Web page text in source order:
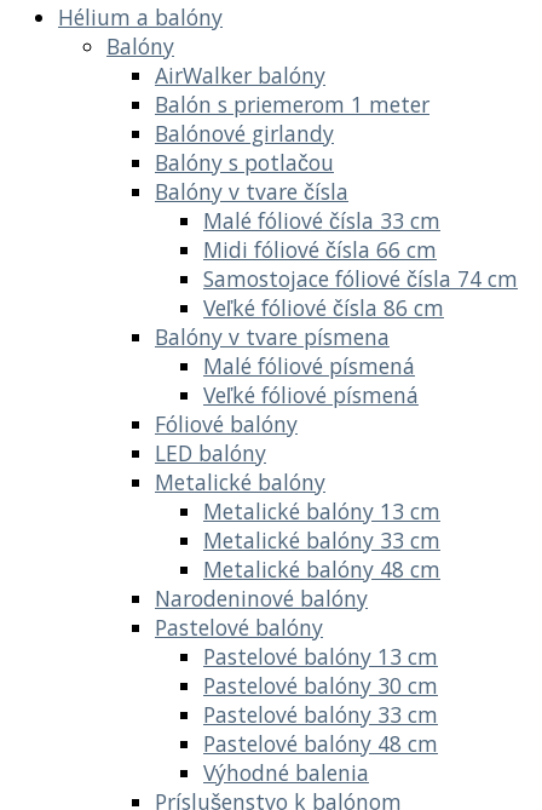
Hélium a balóny
Balóny
AirWalker balóny
Balón s priemerom 1 meter
Balónové girlandy
Balóny s potlačou
Balóny v tvare čísla
Malé fóliové čísla 33 cm
Midi fóliové čísla 66 cm
Samostojace fóliové čísla 74 cm
Veľké fóliové čísla 86 cm
Balóny v tvare písmena
Malé fóliové písmená
Veľké fóliové písmená
Fóliové balóny
LED balóny
Metalické balóny
Metalické balóny 13 cm
Metalické balóny 33 cm
Metalické balóny 48 cm
Narodeninové balóny
Pastelové balóny
Pastelové balóny 13 cm
Pastelové balóny 30 cm
Pastelové balóny 33 cm
Pastelové balóny 48 cm
Výhodné balenia
Príslušenstvo k balónom